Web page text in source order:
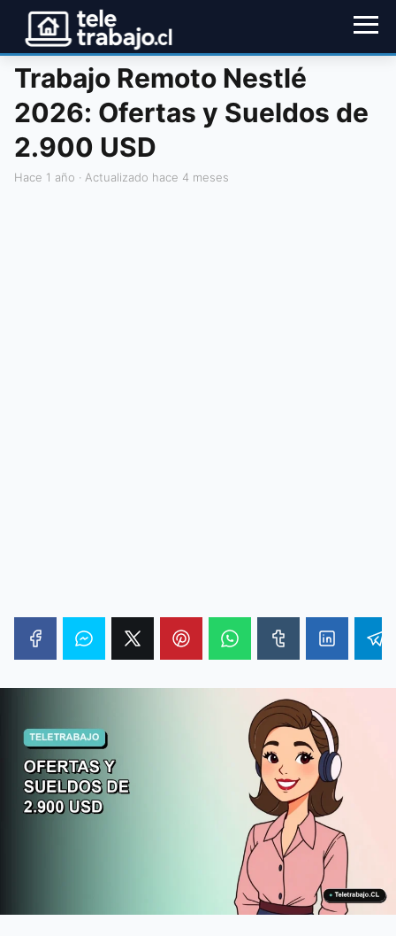
Trabajo Remoto Nestlé
2026: Ofertas y Sueldos de
2.900 USD
hace 1 año · Actualizado hace 4 meses